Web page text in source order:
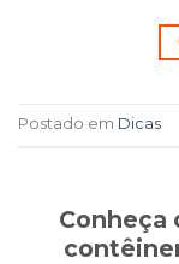
Postado em Dicas
Conheça